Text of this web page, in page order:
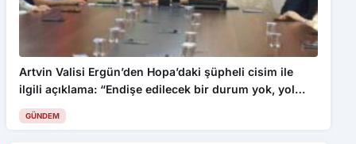
Artvin Valisi Ergün’den Hopa’daki şüpheli cisim ile
ilgili açıklama: “Endişe edilecek bir durum yok, yol
yeniden trafiğe açıldı”
GÜNDEM